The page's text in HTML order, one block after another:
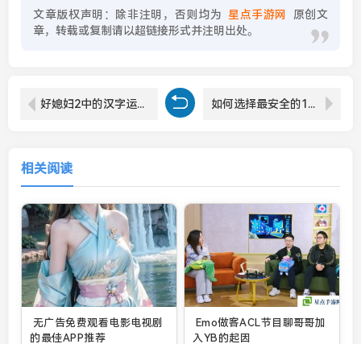
文章版权声明：除非注明，否则均为 星点手游网
原创文
章，转载或复制请以超链接形式并注明出处。
好媳妇2中的汉字运用：如何体现传统文化与人物性格的深刻结合？ 如何选择最安全的18网站：避免隐私泄露与病毒攻击的最佳指南
相关阅读
无广告免费观看电影电视剧
的最佳APP推荐
Emo做客ACL节目聊哥哥加
入YB的起因